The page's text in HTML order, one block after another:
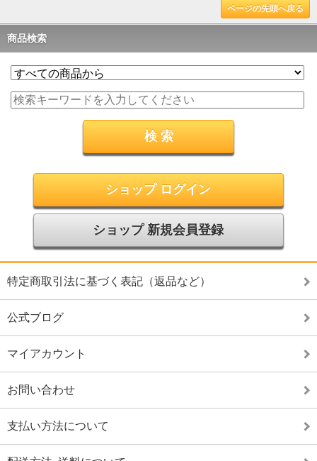
ページの先頭へ戻る
商品検索
ショップ ログイン
ショップ 新規会員登録
特定商取引法に基づく表記（返品など）
公式ブログ
マイアカウント
お問い合わせ
支払い方法について